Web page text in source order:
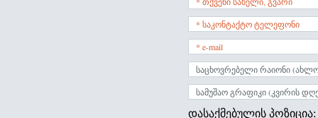
დასაქმებულის პოზიცია: